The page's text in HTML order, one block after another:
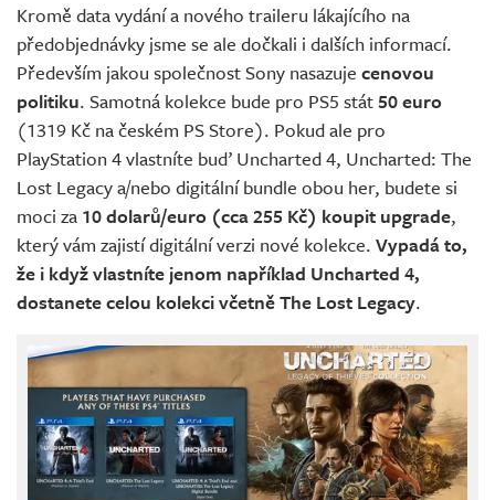
Kromě data vydání a nového traileru lákajícího na
předobjednávky jsme se ale dočkali i dalších informací.
Především jakou společnost Sony nasazuje cenovou
politiku. Samotná kolekce bude pro PS5 stát50 euro
(1319 Kč na českém PS Store). Pokud ale pro
PlayStation 4 vlastníte buď Uncharted 4, Uncharted: The
Lost Legacy a/nebo digitální bundle obou her, budete si
moci za 10 dolarů/euro (cca 255 Kč) koupit upgrade,
který vám zajistí digitální verzi nové kolekce. Vypadá to,
že i když vlastníte jenom například Uncharted 4,
dostanete celou kolekci včetně The Lost Legacy.